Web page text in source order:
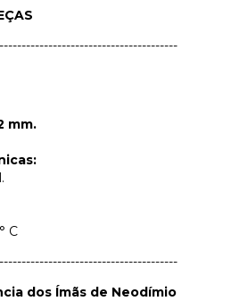
mm.
C
dos Ímãs de Neodímio